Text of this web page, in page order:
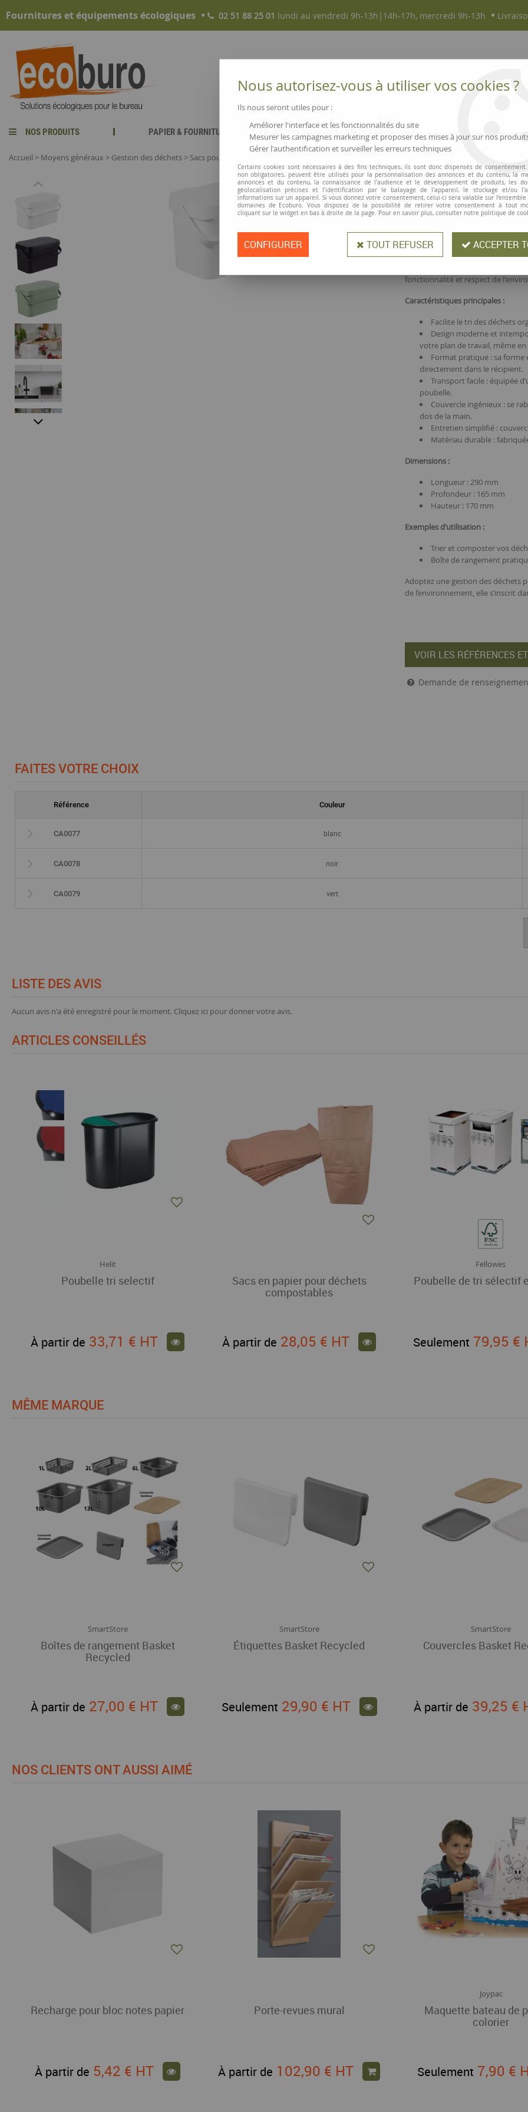
Fournitures et équipements écologiques 02 51 88 25 01 lundi au vendredi 9h-13h|14h-17h, mercredi 9h-13h
NOS PRODUITS PAPIER & FOURNITURES NOUVEAUTÉS MAGASINS ▫ COMMERCES
Accueil > Moyens généraux > Gestion des déchets > Sacs poubelle et compost
SmartStore
Poubelle bio
Poubelle bio "Collect Biowaste" -
Optimisez votre tri des déchets
fonctionnalité et respect de
Caractéristiques principales :
Facilite le tri des déchets
Design moderne et
votre plan de travail, même
Format pratique : sa
directement dans le récipient.
Transport facile : équipée
poubelle.
Couvercle ingénieux : se
dos de la main.
Entretien simplifié :
Matériau durable :
Dimensions :
Longueur : 290 mm
Profondeur : 165 mm
Hauteur : 170 mm
Exemples d’utilisation :
Trier et composter vos
Boîte de rangement
Adoptez une gestion des déchets
de l’environnement, elle s’inscrit
VOIR LES RÉFÉRENCES
Demande de
FAITES VOTRE CHOIX
Référence Couleur
CA0077 blanc
CA0078 noir
CA0079 vert
LISTE DES AVIS
Aucun avis n'a été enregistré pour le moment. Cliquez ici pour donner votre avis.
ARTICLES CONSEILLÉS
Helit
Poubelle tri selectif
À partir de 33,71 € HT
Sacs en papier pour déchets
compostables
À partir de 28,05 € HT
Fellowes
Poubelle de tri sélectif
Seulement 79,95 €
MÊME MARQUE
SmartStore
Boîtes de rangement Basket
Recycled
À partir de 27,00 € HT
SmartStore
Étiquettes Basket Recycled
Seulement 29,90 € HT
SmartStore
Couvercles Basket
À partir de 39,25 €
NOS CLIENTS ONT AUSSI AIMÉ
Recharge pour bloc notes papier
À partir de 5,42 € HT
Porte-revues mural
À partir de 102,90 € HT
Joypac
Maquette bateau de
colorier
Seulement 7,90 €
Nous autorisez-vous à utiliser vos cookies ?
Ils nous seront utiles pour :
Améliorer l'interface et les fonctionnalités du site
Mesurer les campagnes marketing et proposer des mises à jour sur nos
Gérer l'authentification et surveiller les erreurs techniques
Certains cookies sont nécessaires à des fins techniques, ils sont donc dispensés de
non obligatoires, peuvent être utilisés pour la personnalisation des annonces et du contenu, la
annonces et du contenu, la connaissance de l'audience et le développement de produits, les
géolocalisation précises et l'identification par le balayage de l'appareil, le stockage et/ou
informations sur un appareil. Si vous donnez votre consentement, celui-ci sera valable sur l’ensemble
domaines de Ecoburo. Vous disposez de la possibilité de retirer votre consentement à tout
cliquant sur le widget en bas à droite de la page. Pour en savoir plus, consulter notre politique de
CONFIGURER TOUT REFUSER ACCEPTER